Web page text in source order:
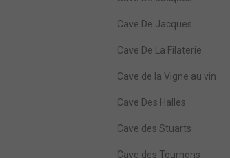
Cave De Jacques
Cave De La Filaterie
Cave de la Vigne au vin
Cave Des Halles
Cave des Stuarts
Cave des Tournons